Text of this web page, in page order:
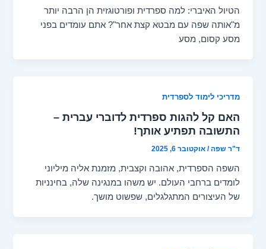
הטיול האיברי: למה ספרדית ופורטוגזית הן הרבה יותר
מ"אותה שפה עם מבטא קצת אחר"? אתם עומדים בפני
מסע קסום, מסע
מדריכי לימוד לספרדית
האם קל להגות ספרדית לדוברי עברית –
התשובה תפתיע אותך!
ד"ר שפה/אוקטובר 6, 2025
השפה הספרדית, אהובה וקצבית, מזמנת אליה מיליוני
לומדים ברחבי העולם. יש משהו במנגינה שלה, בחינניות
של העיצורים המתגלגלים, שפשוט מושך.